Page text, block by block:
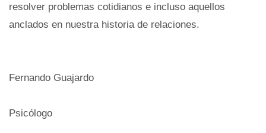
resolver problemas cotidianos e incluso aquellos
anclados en nuestra historia de relaciones.
Fernando Guajardo
Psicólogo